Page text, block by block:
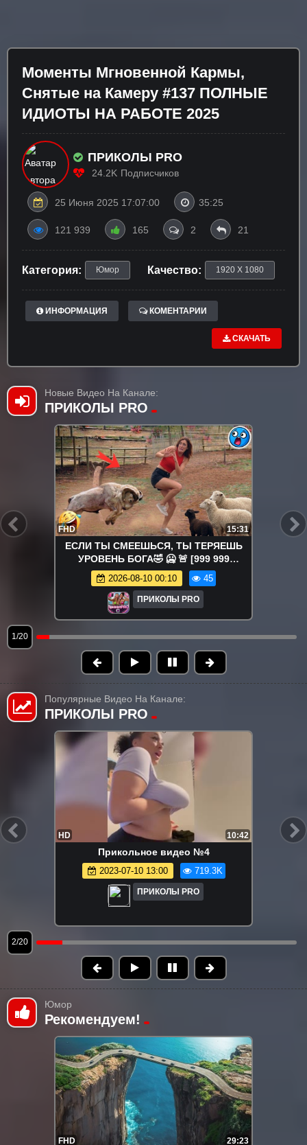
Моменты Мгновенной Кармы,
Снятые на Камеру #137 ПОЛНЫЕ
ИДИОТЫ НА РАБОТЕ 2025
ПРИКОЛЫ PRO
24.2K Подписчиков
25 Июня 2025 17:07:00 35:25
121 939 165 2 21
Категория: Юмор Качество: 1920 X 1080
ИНФОРМАЦИЯ КОМЕНТАРИИ
СКАЧАТЬ
Новые Видео На Канале:
ПРИКОЛЫ PRO
FHD 15:31
ЕСЛИ ТЫ СМЕЕШЬСЯ, ТЫ ТЕРЯЕШЬ
УРОВЕНЬ БОГА🤣 🥶 🚨 [999 999
НЕВОЗМОЖНО НЕ СМЕЯТЬСЯ] 😂 Очень
Смешные Смеющиеся Видео 2026 🤩 (4).
2026-08-10 00:10 45
ПРИКОЛЫ PRO
1/20
Популярные Видео На Канале:
ПРИКОЛЫ PRO
FHD 30:02
Кошки ПРОТИВ собак Подборка
веселых видео о кошках и собаках
2025-01-27 00:06 536.2K
3/20
Юмор
Рекомендуем!
FHD 29:23